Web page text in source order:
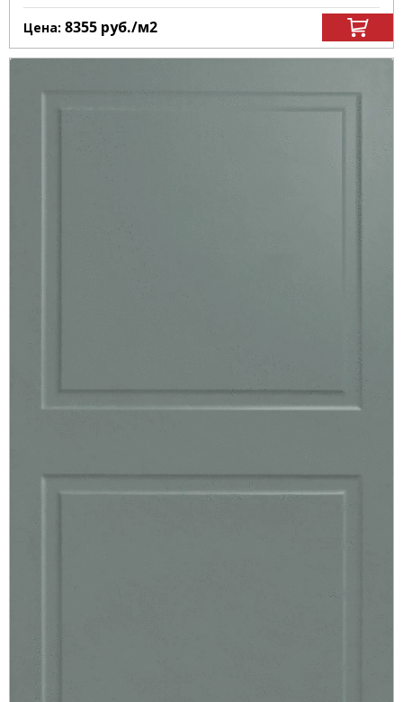
Цена: 8355 руб./м2